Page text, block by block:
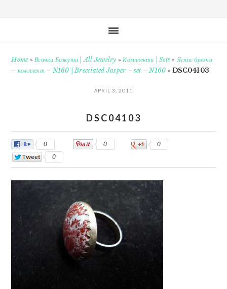
Home»Всички Бижута | All Jewelry »Комплекти | Sets »Яспис брегча
– комплект – N160 | Brecciated Jasper – set – N160 »DSC04103
APRIL 3, 2011
DSC04103
0 0
0
0